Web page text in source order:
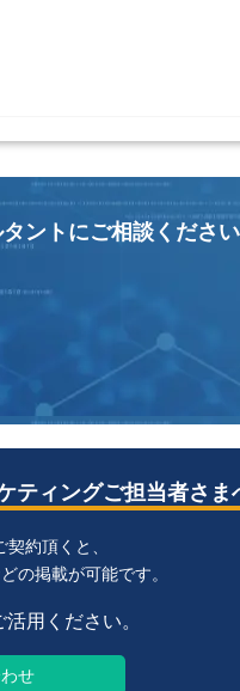
ントにご相談ください
ティングご担当者さま
約頂くと、
の掲載が可能です。
用ください。
せ